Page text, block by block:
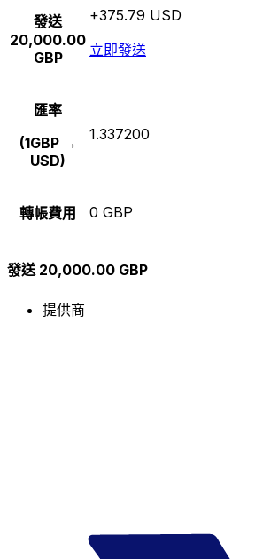
發送
20,000.00
GBP
+375.79 USD
立即發送
匯率
(1GBP →
USD)
1.337200
轉帳費用 0 GBP
發送 20,000.00 GBP
提供商